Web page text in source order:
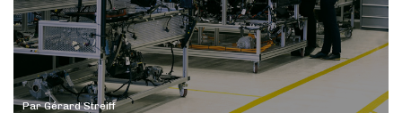
ParGérard Streiff